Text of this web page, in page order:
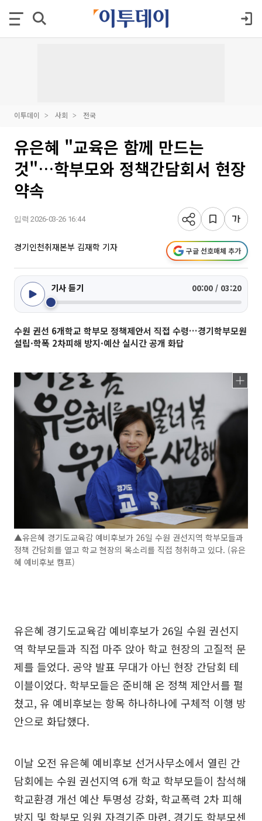
이투데이 사회 전국
유은혜 "교육은 함께 만드는
것"…학부모와 정책간담회서 현장
약속
입력 2026-03-26 16:44
경기인천취재본부 김재학 기자 구글 선호매체 추가
기사 듣기 00:00 / 03:20
수원 권선 6개학교 학부모 정책제안서 직접 수령…경기학부모원
설립·학폭 2차피해 방지·예산 실시간 공개 화답
▲유은혜 경기도교육감 예비후보가 26일 수원 권선지역 학부모들과
정책 간담회를 열고 학교 현장의 목소리를 직접 청취하고 있다. (유은
혜 예비후보 캠프)
유은혜 경기도교육감 예비후보가 26일 수원 권선지
역 학부모들과 직접 마주 앉아 학교 현장의 고질적 문
제를 들었다. 공약 발표 무대가 아닌 현장 간담회 테
이블이었다. 학부모들은 준비해 온 정책 제안서를 펼
쳤고, 유 예비후보는 항목 하나하나에 구체적 이행 방
안으로 화답했다.
이날 오전 유은혜 예비후보 선거사무소에서 열린 간
담회에는 수원 권선지역 6개 학교 학부모들이 참석해
학교환경 개선 예산 투명성 강화, 학교폭력 2차 피해
방지 및 학부모 임원 자격기준 마련, 경기도 학부모센